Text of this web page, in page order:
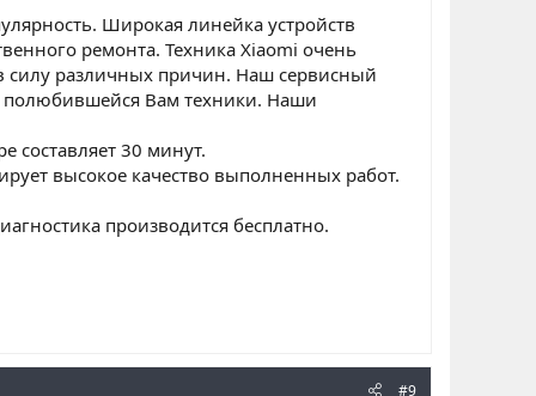
Широкая линейка устройств
ремонта. Техника Xiaomi очень
силу различных причин. Наш сервисный
полюбившейся Вам техники. Наши
составляет 30 минут.
высокое качество выполненных работ.
производится бесплатно.
#9